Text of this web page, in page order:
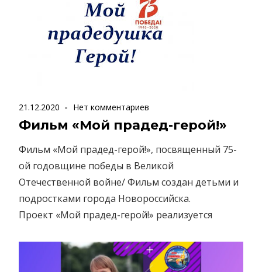
21.12.2020 Нет комментариев
Фильм «Мой прадед-герой!»
Фильм «Мой прадед-герой!», посвященный 75-
ой годовщине победы в Великой
Отечественной войне/ Фильм создан детьми и
подростками города Новороссийска.
Проект «Мой прадед-герой!» реализуется